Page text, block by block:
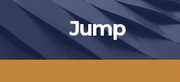
Jump